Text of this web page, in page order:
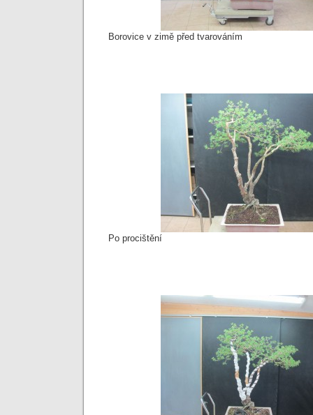
Borovice v zimě před tvarováním
Po procištění